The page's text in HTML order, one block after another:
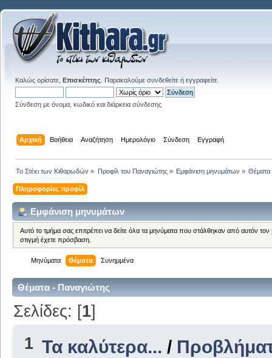
Καλώς ορίσατε, Επισκέπτης . Παρακαλούμε συνδεθείτε ή εγγραφείτε
Σύνδεση με όνομα, κωδικό και διάρκεια σύνδεσης
Αρχική Βοήθεια Αναζήτηση Ημερολόγιο Σύνδεση Εγγραφή
Το Στέκι των Κιθαρωδών » Προφίλ του Παναγιώτης» Εμφάνιση μηνυμάτων » Θέματα
Πληροφορίες προφίλ
Εμφάνιση μηνυμάτων
Αυτό το τμήμα σας επιτρέπει να δείτε όλα τα μηνύματα που στάλθηκαν από αυτόν
στιγμή έχετε πρόσβαση.
Μηνύματα Θέματα Συνημμένα
Θέματα - Παναγιώτης
Σελίδες: [1]
1 Τα καλύτερα... /